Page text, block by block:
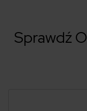
Sprawdź